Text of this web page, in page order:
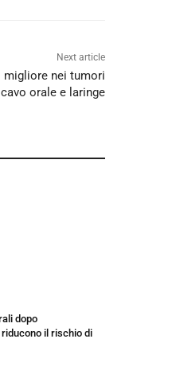
Next article
migliore nei tumori
orale e laringe
dopo
il rischio di